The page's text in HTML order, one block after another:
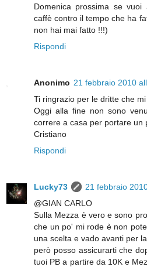
Domenica prossima se
caffè contro il tempo che ha
non hai mai fatto !!!)
Rispondi
Anonimo 21 febbraio 2010
Ti ringrazio per le dritte che mi
Oggi alla fine non sono
correre a casa per portare un
Cristiano
Rispondi
Lucky73
21 febbraio
@GIAN CARLO
Sulla Mezza è vero e sono
che un po' mi rode è non
una scelta e vado avanti per la
però posso assicurarti che
tuoi PB a partire da 10K e